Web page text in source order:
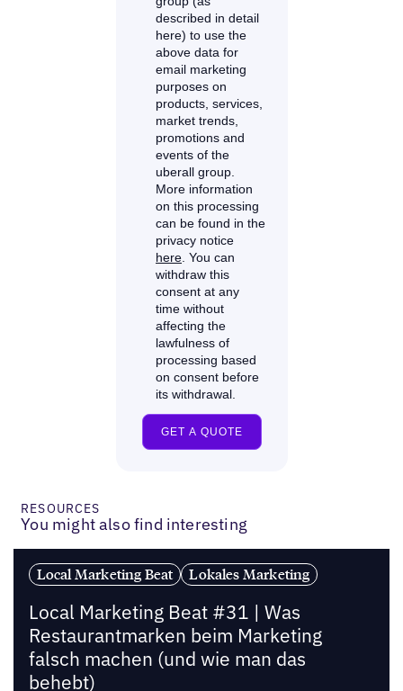
RESOURCES
You might also find interesting
Local Marketing Beat Lokales Marketing
Local Marketing Beat #31 | Was
Restaurantmarken beim Marketing
falsch machen (und wie man das
behebt)